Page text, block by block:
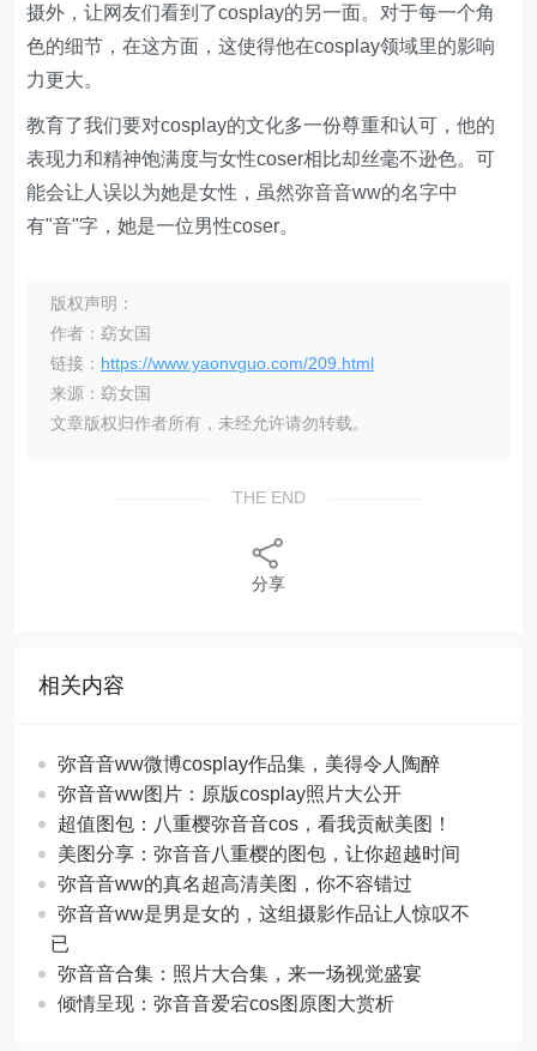
摄外，让网友们看到了cosplay的另一面。对于每一个角
色的细节，在这方面，这使得他在cosplay领域里的影响
力更大。
教育了我们要对cosplay的文化多一份尊重和认可，他的
表现力和精神饱满度与女性coser相比却丝毫不逊色。可
能会让人误以为她是女性，虽然弥音音ww的名字中
有"音"字，她是一位男性coser。
版权声明：
作者：窈女国
链接： https://www.yaonvguo.com/209.html
来源：窈女国
文章版权归作者所有，未经允许请勿转载。
THE END
分享
相关内容
弥音音ww微博cosplay作品集，美得令人陶醉
弥音音ww图片：原版cosplay照片大公开
超值图包：八重樱弥音音cos，看我贡献美图！
美图分享：弥音音八重樱的图包，让你超越时间
弥音音ww的真名超高清美图，你不容错过
弥音音ww是男是女的，这组摄影作品让人惊叹不
已
弥音音合集：照片大合集，来一场视觉盛宴
倾情呈现：弥音音爱宕cos图原图大赏析